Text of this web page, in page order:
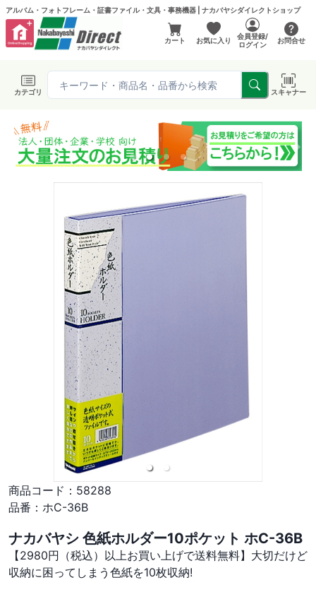
アルバム・フォトフレーム・証書ファイル・文具・事務機器 | ナカバヤシダイレクトショップ
カート お気に入り
会員登録/
ログイン
お問合せ
カテゴリ スキャナー
商品コード： 58288
品番： ホC-36B
ナカバヤシ 色紙ホルダー10ポケット ホC-36B
【2980円（税込）以上お買い上げで送料無料】大切だけど
収納に困ってしまう色紙を10枚収納!